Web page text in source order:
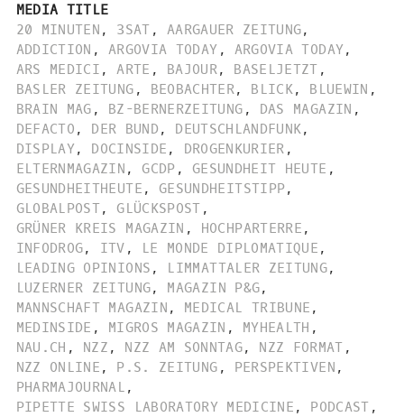
MEDIA TITLE
20 MINUTEN , 3SAT , AARGAUER ZEITUNG,
ADDICTION , ARGOVIA TODAY , ARGOVIA TODAY,
ARS MEDICI , ARTE , BAJOUR, BASELJETZT ,
BASLER ZEITUNG , BEOBACHTER, BLICK, BLUEWIN ,
BRAIN MAG , BZ-BERNERZEITUNG , DAS MAGAZIN ,
DEFACTO , DER BUND , DEUTSCHLANDFUNK,
DISPLAY, DOCINSIDE , DROGENKURIER ,
ELTERNMAGAZIN , GCDP , GESUNDHEIT HEUTE ,
GESUNDHEITHEUTE , GESUNDHEITSTIPP,
GLOBALPOST, GLÜCKSPOST ,
GRÜNER KREIS MAGAZIN , HOCHPARTERRE ,
INFODROG, ITV , LE MONDE DIPLOMATIQUE ,
LEADING OPINIONS , LIMMATTALER ZEITUNG,
LUZERNER ZEITUNG, MAGAZIN P&G,
MANNSCHAFT MAGAZIN , MEDICAL TRIBUNE ,
MEDINSIDE , MIGROS MAGAZIN , MYHEALTH ,
NAU.CH , NZZ , NZZ AM SONNTAG, NZZ FORMAT ,
NZZ ONLINE , P.S. ZEITUNG , PERSPEKTIVEN ,
PHARMAJOURNAL ,
PIPETTE SWISS LABORATORY MEDICINE , PODCAST ,